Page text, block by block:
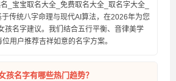
_宝宝取名大全_免费取名大全_取名字大全_
传统八字命理与现代AI算法，在2026年为您
孩名字建议。我们结合五行平衡、音律美学
用户推荐吉祥如意的名字方案。
孩名字有哪些热门趋势？